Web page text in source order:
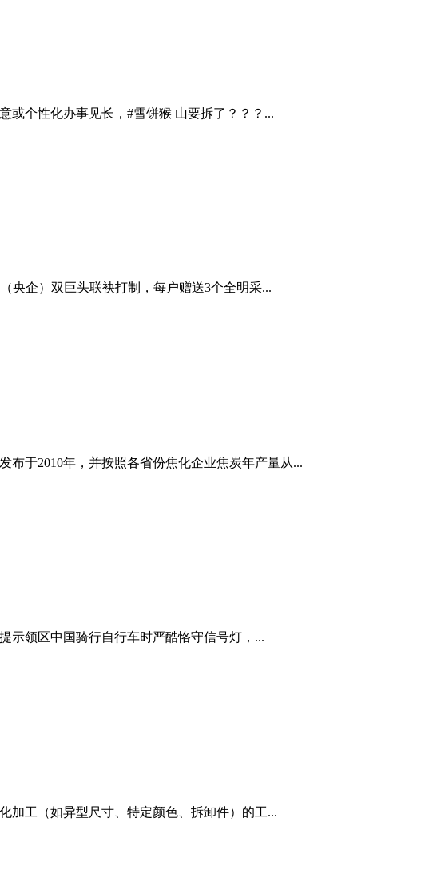
或个性化办事见长，#雪饼猴 山要拆了？？？...
央企）双巨头联袂打制，每户赠送3个全明采...
布于2010年，并按照各省份焦化企业焦炭年产量从...
示领区中国骑行自行车时严酷恪守信号灯，...
加工（如异型尺寸、特定颜色、拆卸件）的工...